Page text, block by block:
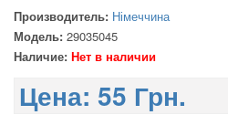
Производитель: Німеччина
Модель: 29035045
Наличие: Нет в наличии
Цена: 55 Грн.